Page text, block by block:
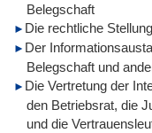
Belegschaft
Die rechtliche
Der
Belegschaft und
Die Vertretung der
den Betriebsrat, die
und die